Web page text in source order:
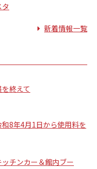
新着情報一覧
終えて
和8年4月1日から使用料を
ッチンカー＆館内ブー